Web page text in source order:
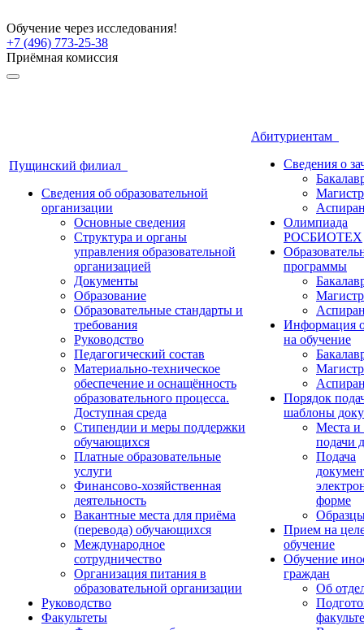
Обучение через исследования!
+7 (496) 773-25-38
Приёмная комиссия
Пущинский филиал
Сведения об образовательной
организации
Основные сведения
Структура и органы
управления образовательной
организацией
Документы
Образование
Образовательные стандарты и
требования
Руководство
Педагогический состав
Материально-техническое
обеспечение и оснащённость
образовательного процесса.
Доступная среда
Стипендии и меры поддержки
обучающихся
Платные образовательные
услуги
Финансово-хозяйственная
деятельность
Вакантные места для приёма
(перевода) обучающихся
Международное
сотрудничество
Организация питания в
образовательной организации
Руководство
Факультеты
Абитуриентам
Сведения о
Олимпиада
РОСБИОТЕХ
программы
Информация
на обучение
Порядок
шаблоны
Места и
подачи
Подача
форме
Прием на
обучение
Обучение
граждан
Об